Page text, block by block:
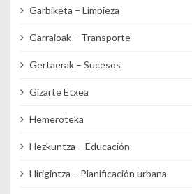
Garbiketa – Limpieza
Garraioak – Transporte
Gertaerak – Sucesos
Gizarte Etxea
Hemeroteka
Hezkuntza – Educación
Hirigintza – Planificación urbana